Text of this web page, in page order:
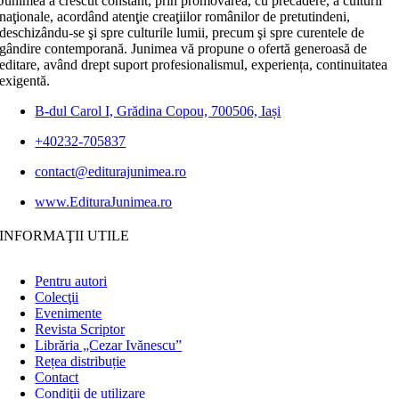
naţionale, acordând atenţie creaţiilor românilor de pretutindeni,
deschizându-se şi spre culturile lumii, precum şi spre curentele de
gândire contemporană. Junimea vă propune o ofertă generoasă de
editare, având drept suport profesionalismul, experiența, continuitatea
exigentă.
B-dul Carol I, Grădina Copou, 700506, Iași
+40232-705837
contact@editurajunimea.ro
www.EdituraJunimea.ro
INFORMAŢII UTILE
Pentru autori
Colecţii
Evenimente
Revista Scriptor
Librăria „Cezar Ivănescu”
Rețea distribuție
Contact
Condiţii de utilizare